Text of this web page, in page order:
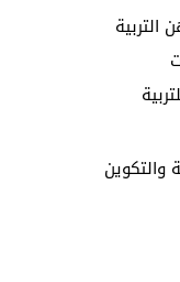
والتكوين